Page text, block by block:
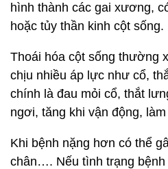
hình thành các gai xương,
hoặc tủy thần kinh cột sống.
Thoái hóa cột sống thường
chịu nhiều áp lực như cổ,
chính là đau mỏi cổ, thắt
ngơi, tăng khi vận động,
Khi bệnh nặng hơn có thể
chân…. Nếu tình trạng bệnh